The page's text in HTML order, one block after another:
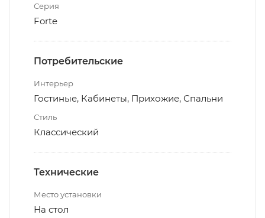
Серия
Forte
Потребительские
Интерьер
Гостиные, Кабинеты, Прихожие, Спальни
Стиль
Классический
Технические
Место установки
На стол